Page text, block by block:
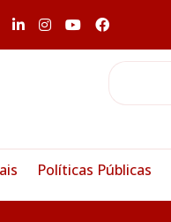
Políticas Públicas